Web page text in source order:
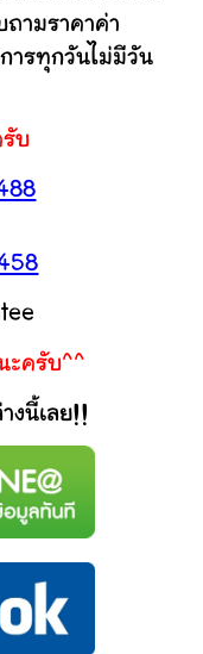
ามราคาค่า
ารทุกวันไม่มีวัน
รับ
ะครับ^^
งนี้เลย!!